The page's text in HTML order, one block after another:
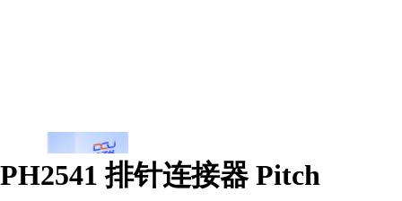
PH2541 排针连接器 Pitch